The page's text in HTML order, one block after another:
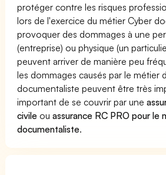
protéger contre les risques
lors de l'exercice du métier Cyber
provoquer des dommages à une
(entreprise) ou physique (un
peuvent arriver de manière peu
les dommages causés par le métier
documentaliste peuvent être très
important de se couvrir par une
civile ouassurance RC PRO pour le
documentaliste.